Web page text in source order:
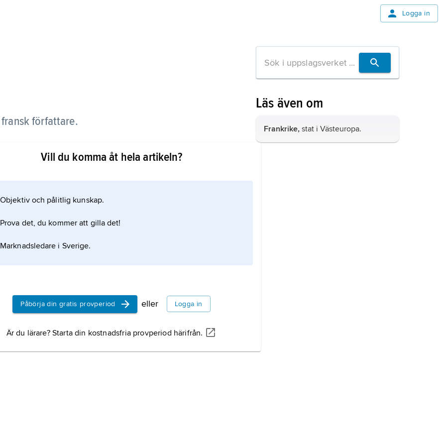
Logga in
författare.
enkäter,
Alfred de Tarde publicerade under
Massis, som var en ivrig anhängare av den
Vill du komma åt hela artikeln?
Objektiv och pålitlig kunskap.
Prova det, du kommer att gilla det!
Marknadsledare i Sverige.
Påbörja din gratis provperiod eller Logga in
Är du lärare? Starta din kostnadsfria provperiod härifrån.
Läs även om
Frankrike, stat i Västeuropa.